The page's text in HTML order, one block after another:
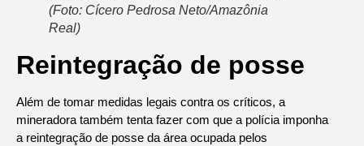
(Foto: Cícero Pedrosa Neto/Amazônia
Real)
Reintegração de posse
Além de tomar medidas legais contra os críticos, a
mineradora também tenta fazer com que a polícia imponha
a reintegração de posse da área ocupada pelos